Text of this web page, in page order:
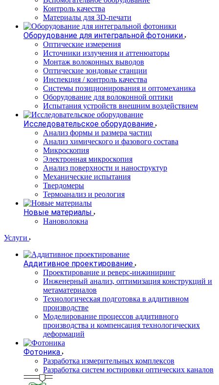
Контроль качества
Материалы для 3D-печати
Оборудование для интегральной фотоники
Оптические измерения
Источники излучения и аттенюаторы
Монтаж волоконных выводов
Оптические зондовые станции
Инспекция / контроль качества
Системы позиционирования и оптомеханика
Оборудование для волоконной оптики
Испытания устройств внешним воздействием
Исследовательское оборудование
Анализ формы и размера частиц
Анализ химического и фазового состава
Микроскопия
Электронная микроскопия
Анализ поверхности и наноструктур
Механические испытания
Твердомеры
Термоанализ и реология
Новые материалы
Нановолокна
Услуги
Аддитивное проектирование
Проектирование и реверс-инжиниринг
Инженерный анализ, оптимизация конструкций и
метаматериалов
Технологическая подготовка в аддитивном
производстве
Моделирование процессов аддитивного
производства и компенсация технологических
деформаций
Фотоника
Разработка измерительных комплексов
Разработка систем юстировки оптических каналов